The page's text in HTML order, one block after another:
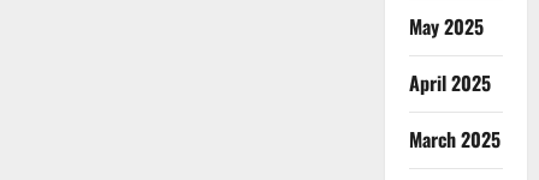
May 2025
April 2025
March 2025